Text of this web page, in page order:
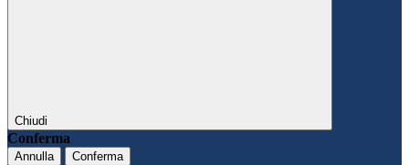
Chiudi
Conferma
Annulla Conferma